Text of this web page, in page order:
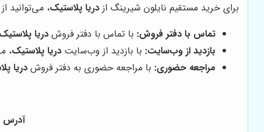
برای خرید مستقیم نایلون شیرینگ از دریا پلاستیک، می‌توانید
تماس با دفتر فروش: با تماس با دفتر فروش دریا پلاستیک
بازدید از وب‌سایت: با بازدید از وب‌سایت دریا پلاستیک،
مراجعه حضوری: با مراجعه حضوری به دفتر فروش دریا
آدرس دفتر: بازار ۱۵ خرداد